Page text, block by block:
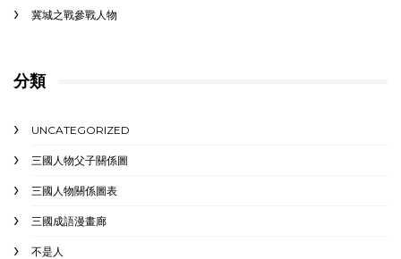
冀城之戰參戰人物
分類
UNCATEGORIZED
三國人物父子關係圖
三國人物關係圖表
三國成語漫畫廊
不是人